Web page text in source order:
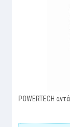
POWERTECH